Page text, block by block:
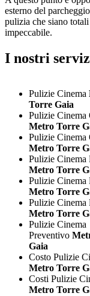
esterno del
pulizia che siano totali
impeccabile.
I nostri
Pulizie Cinema
Torre Gaia
Pulizie Cinema
Metro Torre
Pulizie Cinema
Metro Torre
Pulizie Cinema
Metro Torre
Pulizie Cinema
Metro Torre
Pulizie Cinema
Metro Torre
Pulizie Cinema
Preventivo
Gaia
Costo Pulizie
Metro Torre
Costi Pulizie
Metro Torre